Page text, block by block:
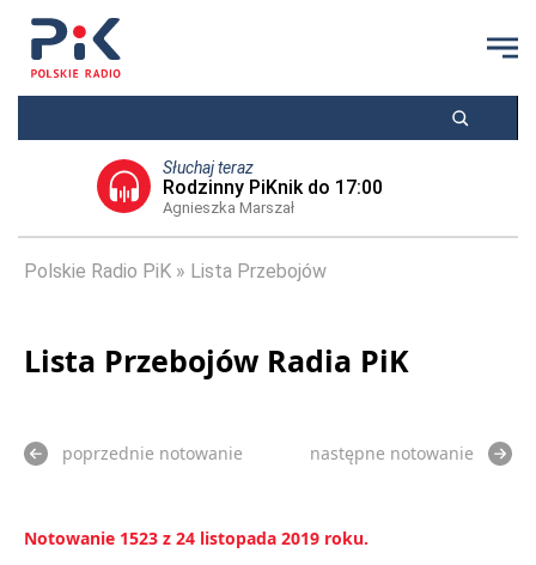
Słuchaj teraz
Rodzinny PiKnik do 17:00
Agnieszka Marszał
Polskie Radio PiK Lista Przebojów
Lista Przebojów Radia PiK
poprzednie notowanie następne notowanie
Notowanie 1523 z 24 listopada 2019 roku.